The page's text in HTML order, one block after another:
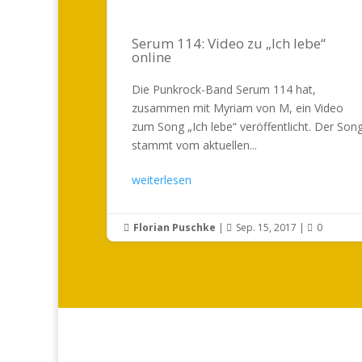
Serum 114: Video zu „Ich lebe“
online
Die Punkrock-Band Serum 114 hat,
zusammen mit Myriam von M, ein Video
zum Song „Ich lebe“ veröffentlicht. Der
stammt vom aktuellen...
weiterlesen
 Florian Puschke |  Sep. 15, 2017 |  0